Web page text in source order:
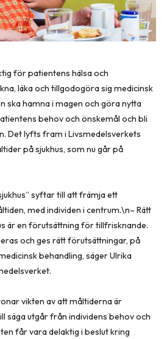
för patientens hälsa och
läka och tillgodogöra sig medicinsk
ska hamna i magen och göra nytta
behov och önskemål och bli
Det lyfts fram i Livsmedelsverkets
på sjukhus, som nu går på
syftar till att främja ett
med individen i centrum.\n– Rätt
är en förutsättning för tillfrisknande.
och ges rätt förutsättningar, på
behandling, säger Ulrika
vikten av att måltiderna är
säga utgår från individens behov och
får vara delaktig i beslut kring